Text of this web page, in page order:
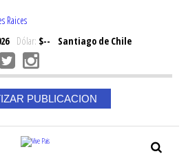
Raices
Dólar: $--
Santiago de Chile
PUBLICACION